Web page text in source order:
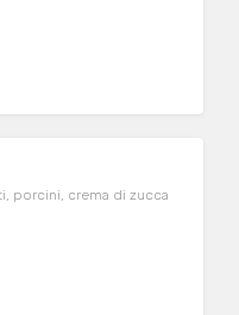
porcini, crema di zucca